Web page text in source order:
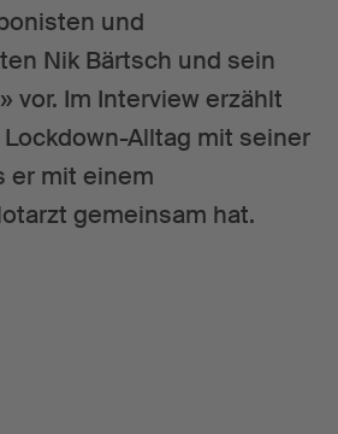
und
Nik Bärtsch und sein
vor. Im Interview erzählt
Alltag mit seiner
er mit einem
gemeinsam hat.